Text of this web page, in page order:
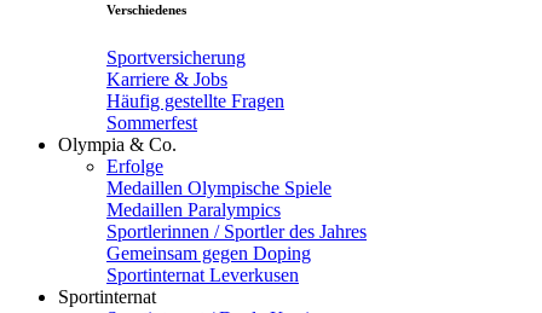
Verschiedenes
Sportversicherung
Karriere & Jobs
Häufig gestellte Fragen
Sommerfest
Olympia & Co.
Erfolge
Medaillen Olympische Spiele
Medaillen Paralympics
Sportlerinnen / Sportler des Jahres
Gemeinsam gegen Doping
Sportinternat Leverkusen
Sportinternat